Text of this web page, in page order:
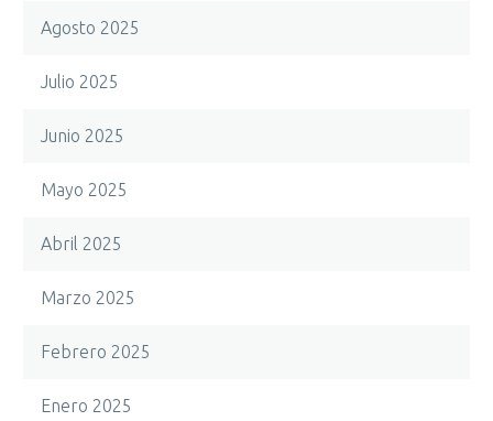
Agosto 2025
Julio 2025
Junio 2025
Mayo 2025
Abril 2025
Marzo 2025
Febrero 2025
Enero 2025